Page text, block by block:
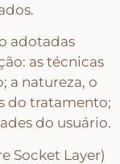
adotadas
as técnicas
a natureza, o
do tratamento;
do usuário.
Socket Layer)